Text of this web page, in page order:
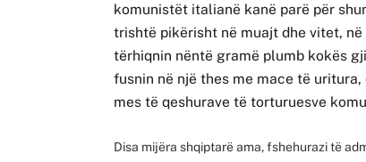
komunistët italianë kanë parë për
trishtë pikërisht në muajt dhe vitet,
tërhiqnin nëntë gramë plumb kokës
fusnin në një thes me mace të
mes të qeshurave të torturuesve
Disa mijëra shqiptarë ama, fshehurazi të